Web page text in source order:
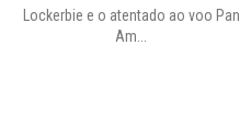
Lockerbie e o atentado ao voo Pan
Am...